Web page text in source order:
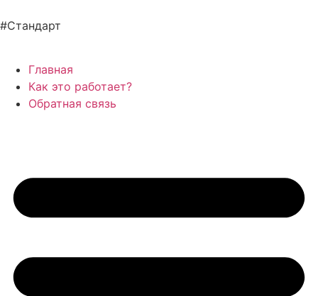
#Стандарт
Главная
Как это работает?
Обратная связь